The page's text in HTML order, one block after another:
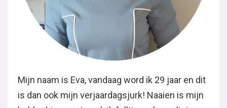
Mijn naam is Eva, vandaag word ik 29 jaar en dit
is dan ook mijn verjaardagsjurk! Naaien is mijn